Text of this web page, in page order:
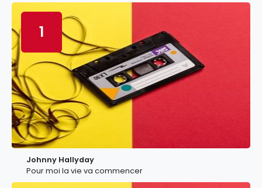
1
Johnny Hallyday
Pour moi la vie va commencer